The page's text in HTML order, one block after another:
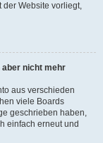
Website vorliegt,
aber nicht mehr
aus verschieden
viele Boards
geschrieben haben,
einfach erneut und